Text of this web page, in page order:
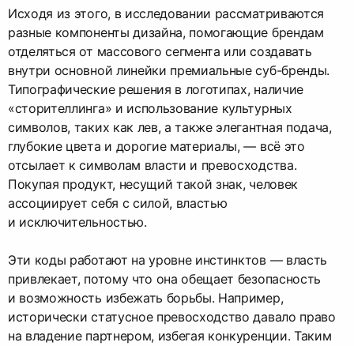
Исходя из этого, в исследовании рассматриваются
разные компоненты дизайна, помогающие брендам
отделяться от массового сегмента или создавать
внутри основной линейки премиальные суб-бренды.
Типографические решения в логотипах, наличие
«сторителлинга» и использование культурных
символов, таких как лев, а также элегантная подача,
глубокие цвета и дорогие материалы, — всё это
отсылает к символам власти и превосходства.
Покупая продукт, несущий такой знак, человек
ассоциирует себя с силой, властью
и исключительностью.
Эти коды работают на уровне инстинктов — власть
привлекает, потому что она обещает безопасность
и возможность избежать борьбы. Например,
исторически статусное превосходство давало право
на владение партнером, избегая конкуренции. Таким